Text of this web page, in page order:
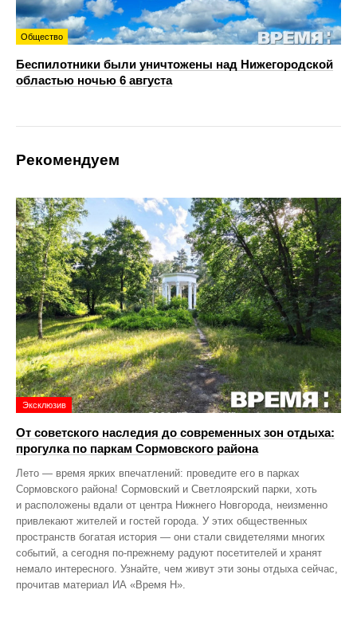
Общество
Беспилотники были уничтожены над Нижегородской
областью ночью 6 августа
Рекомендуем
Эксклюзив
От советского наследия до современных зон отдыха:
прогулка по паркам Сормовского района
Лето — время ярких впечатлений: проведите его в парках
Сормовского района! Сормовский и Светлоярский парки, хоть
и расположены вдали от центра Нижнего Новгорода, неизменно
привлекают жителей и гостей города. У этих общественных
пространств богатая история — они стали свидетелями многих
событий, а сегодня по‑прежнему радуют посетителей и хранят
немало интересного. Узнайте, чем живут эти зоны отдыха сейчас,
прочитав материал ИА «Время Н».